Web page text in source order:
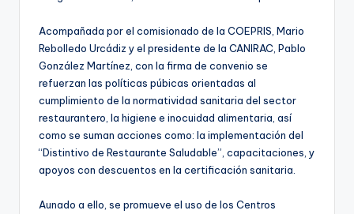
Acompañada por el comisionado de la COEPRIS, Mario
Rebolledo Urcádiz y el presidente de la CANIRAC, Pablo
González Martínez, con la firma de convenio se
refuerzan las políticas púbicas orientadas al
cumplimiento de la normatividad sanitaria del sector
restaurantero, la higiene e inocuidad alimentaria, así
como se suman acciones como: la implementación del
“Distintivo de Restaurante Saludable”, capacitaciones, y
apoyos con descuentos en la certificación sanitaria.
Aunado a ello, se promueve el uso de los Centros